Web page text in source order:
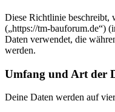
Diese Richtlinie beschreibt,
(„https://tm-bauforum.de“)
Daten verwendet, die
werden.
Umfang und Art der
Deine Daten werden auf